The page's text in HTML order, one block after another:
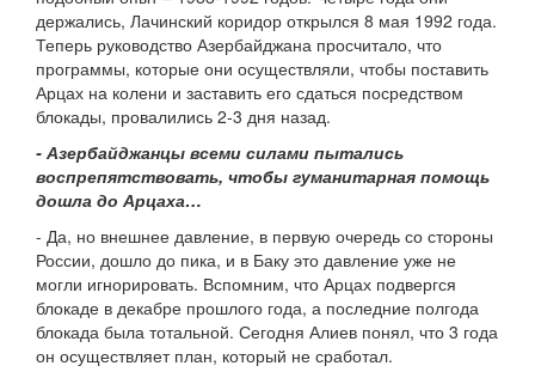
держались, Лачинский коридор открылся 8 мая 1992 года.
Теперь руководство Азербайджана просчитало, что
программы, которые они осуществляли, чтобы поставить
Арцах на колени и заставить его сдаться посредством
блокады, провалились 2-3 дня назад.
- Азербайджанцы всеми силами пытались
воспрепятствовать, чтобы гуманитарная помощь
дошла до Арцаха…
- Да, но внешнее давление, в первую очередь со стороны
России, дошло до пика, и в Баку это давление уже не
могли игнорировать. Вспомним, что Арцах подвергся
блокаде в декабре прошлого года, а последние полгода
блокада была тотальной. Сегодня Алиев понял, что 3 года
он осуществляет план, который не сработал.